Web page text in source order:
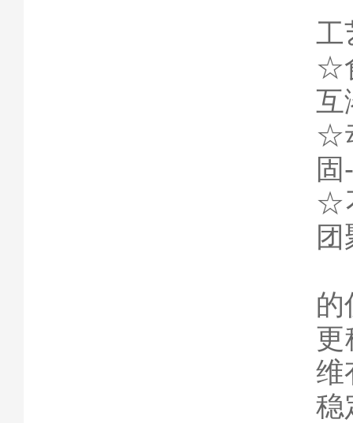
工
☆
互
☆
☆
的
更
维
稳